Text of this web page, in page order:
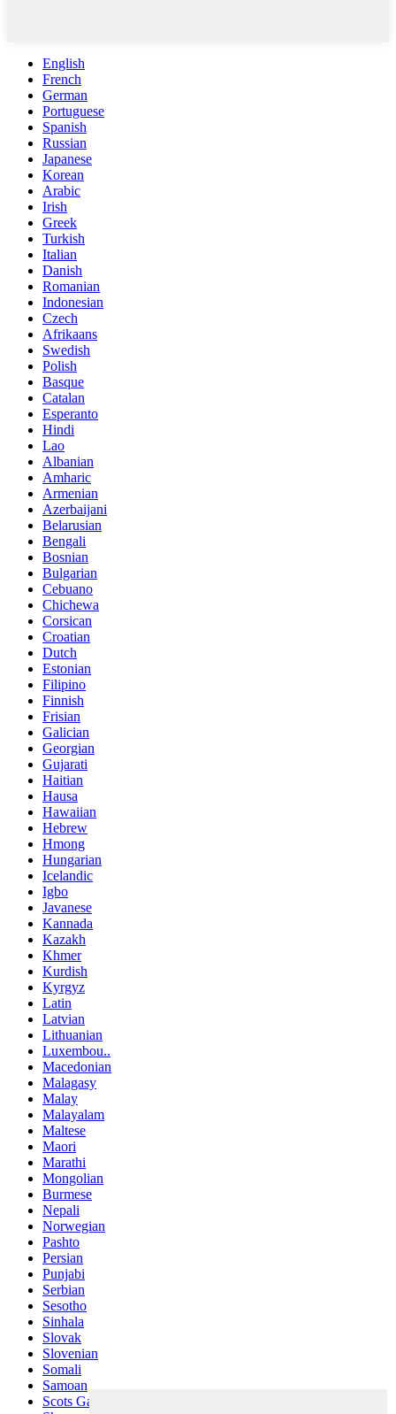
English
French
German
Portuguese
Spanish
Russian
Japanese
Korean
Arabic
Irish
Greek
Turkish
Italian
Danish
Romanian
Indonesian
Czech
Afrikaans
Swedish
Polish
Basque
Catalan
Esperanto
Hindi
Lao
Albanian
Amharic
Armenian
Azerbaijani
Belarusian
Bengali
Bosnian
Bulgarian
Cebuano
Chichewa
Corsican
Croatian
Dutch
Estonian
Filipino
Finnish
Frisian
Galician
Georgian
Gujarati
Haitian
Hausa
Hawaiian
Hebrew
Hmong
Hungarian
Icelandic
Igbo
Javanese
Kannada
Kazakh
Khmer
Kurdish
Kyrgyz
Latin
Latvian
Lithuanian
Luxembou..
Macedonian
Malagasy
Malay
Malayalam
Maltese
Maori
Marathi
Mongolian
Burmese
Nepali
Norwegian
Pashto
Persian
Punjabi
Serbian
Sesotho
Sinhala
Slovak
Slovenian
Somali
Samoan
Scots Gaelic